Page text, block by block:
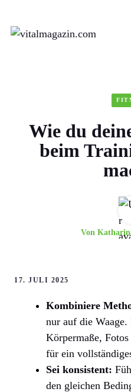
Zum
Inhalt
Wie du
beim
Von
17. JULI 2025
Kombiniere
nur auf die
Körpermaße,
für ein
Sei konsistent:
den gleichen